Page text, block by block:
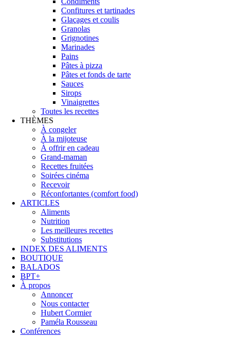
Confitures et tartinades
Glaçages et coulis
Granolas
Grignotines
Marinades
Pains
Pâtes à pizza
Pâtes et fonds de tarte
Sauces
Sirops
Vinaigrettes
Toutes les recettes
THÈMES
À congeler
À la mijoteuse
À offrir en cadeau
Grand-maman
Recettes fruitées
Soirées cinéma
Recevoir
Réconfortantes (comfort food)
ARTICLES
Aliments
Nutrition
Les meilleures recettes
Substitutions
INDEX DES ALIMENTS
BOUTIQUE
BALADOS
BPT+
À propos
Annoncer
Nous contacter
Hubert Cormier
Paméla Rousseau
Conférences